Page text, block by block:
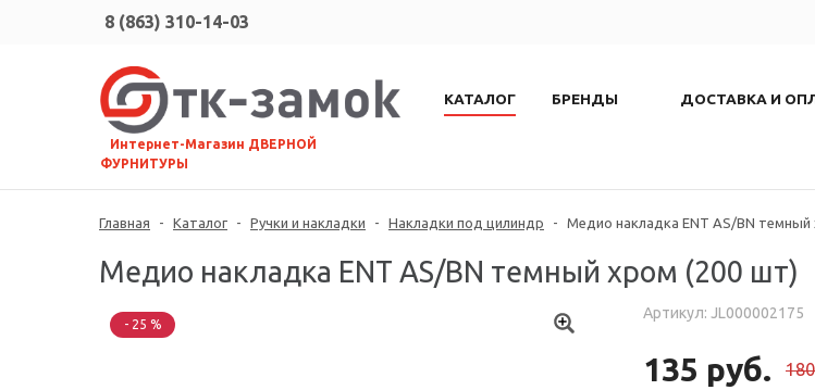
8 (863) 310-14-03
⠀Интернет-Магазин ДВЕРНОЙ
ФУРНИТУРЫ
КАТАЛОГ БРЕНДЫ ДОСТАВКА И
Главная - Каталог - Ручки и накладки - Накладки под цилиндр - Медио накладка ENT AS/BN
Медио накладка ENT AS/BN темный хром (200 шт)
- 25 %
Артикул: JL000002175
135 руб.